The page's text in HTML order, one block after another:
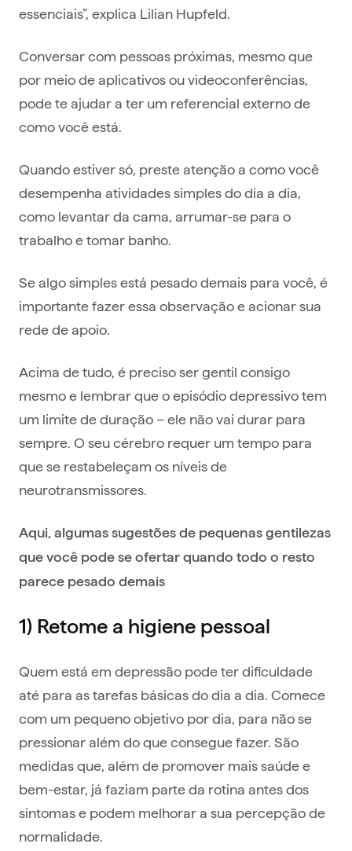
essenciais”, explica Lilian Hupfeld.
Conversar com pessoas próximas, mesmo que
por meio de aplicativos ou videoconferências,
pode te ajudar a ter um referencial externo de
como você está.
Quando estiver só, preste atenção a como você
desempenha atividades simples do dia a dia,
como levantar da cama, arrumar-se para o
trabalho e tomar banho.
Se algo simples está pesado demais para você, é
importante fazer essa observação e acionar sua
rede de apoio.
Acima de tudo, é preciso ser gentil consigo
mesmo e lembrar que o episódio depressivo tem
um limite de duração – ele não vai durar para
sempre. O seu cérebro requer um tempo para
que se restabeleçam os níveis de
neurotransmissores.
Aqui, algumas sugestões de pequenas gentilezas
que você pode se ofertar quando todo o resto
parece pesado demais
1) Retome a higiene pessoal
Quem está em depressão pode ter dificuldade
até para as tarefas básicas do dia a dia. Comece
com um pequeno objetivo por dia, para não se
pressionar além do que consegue fazer. São
medidas que, além de promover mais saúde e
bem-estar, já faziam parte da rotina antes dos
sintomas e podem melhorar a sua percepção de
normalidade.